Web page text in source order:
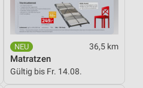
36,5 km
Matratzen
Gültig bis Fr. 14.08.